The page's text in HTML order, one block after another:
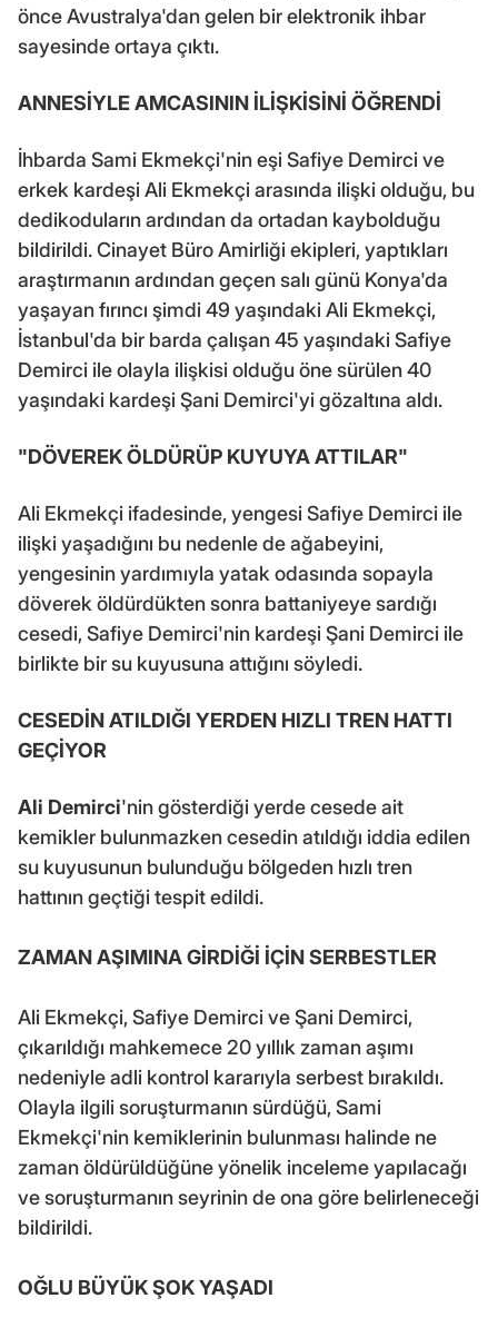
önce Avustralya'dan gelen bir elektronik ihbar
sayesinde ortaya çıktı.
ANNESİYLE AMCASININ İLİŞKİSİNİ ÖĞRENDİ
İhbarda Sami Ekmekçi'nin eşi Safiye Demirci ve
erkek kardeşi Ali Ekmekçi arasında ilişki olduğu, bu
dedikoduların ardından da ortadan kaybolduğu
bildirildi. Cinayet Büro Amirliği ekipleri, yaptıkları
araştırmanın ardından geçen salı günü Konya'da
yaşayan fırıncı şimdi 49 yaşındaki Ali Ekmekçi,
İstanbul'da bir barda çalışan 45 yaşındaki Safiye
Demirci ile olayla ilişkisi olduğu öne sürülen 40
yaşındaki kardeşi Şani Demirci'yi gözaltına aldı.
"DÖVEREK ÖLDÜRÜP KUYUYA ATTILAR"
Ali Ekmekçi ifadesinde, yengesi Safiye Demirci ile
ilişki yaşadığını bu nedenle de ağabeyini,
yengesinin yardımıyla yatak odasında sopayla
döverek öldürdükten sonra battaniyeye sardığı
cesedi, Safiye Demirci'nin kardeşi Şani Demirci ile
birlikte bir su kuyusuna attığını söyledi.
CESEDİN ATILDIĞI YERDEN HIZLI TREN HATTI
GEÇİYOR
Ali Demirci'nin gösterdiği yerde cesede ait
kemikler bulunmazken cesedin atıldığı iddia edilen
su kuyusunun bulunduğu bölgeden hızlı tren
hattının geçtiği tespit edildi.
ZAMAN AŞIMINA GİRDİĞİ İÇİN SERBESTLER
Ali Ekmekçi, Safiye Demirci ve Şani Demirci,
çıkarıldığı mahkemece 20 yıllık zaman aşımı
nedeniyle adli kontrol kararıyla serbest bırakıldı.
Olayla ilgili soruşturmanın sürdüğü, Sami
Ekmekçi'nin kemiklerinin bulunması halinde ne
zaman öldürüldüğüne yönelik inceleme yapılacağı
ve soruşturmanın seyrinin de ona göre belirleneceği
bildirildi.
OĞLU BÜYÜK ŞOK YAŞADI